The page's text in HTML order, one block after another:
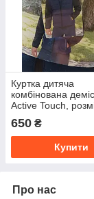
Куртка дитяча
комбінована
Active Touch,
650 ₴
Купити
Про нас